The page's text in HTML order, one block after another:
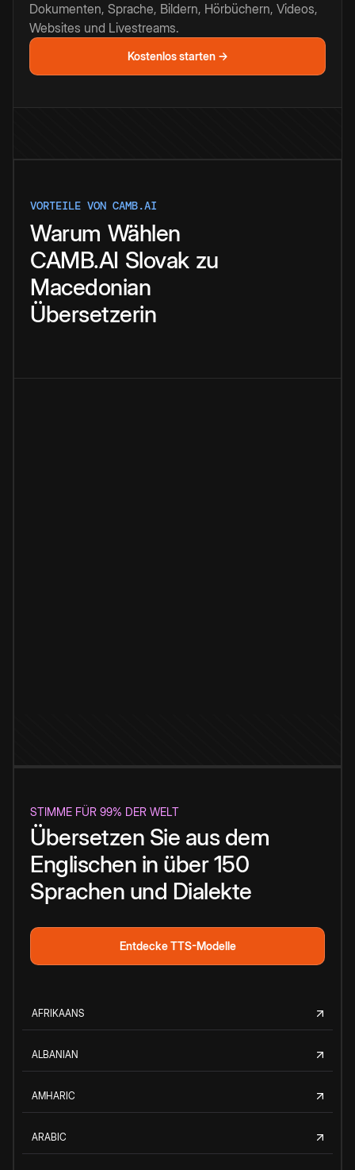
Dokumenten, Sprache, Bildern, Hörbüchern, Videos,
Websites und Livestreams.
Kostenlos starten →
VORTEILE VON CAMB.AI
Warum Wählen
CAMB.AI Slovak zu
Macedonian
Übersetzerin
STIMME FÜR 99% DER WELT
Übersetzen Sie aus dem
Englischen in über 150
Sprachen und Dialekte
Entdecke TTS-Modelle
AFRIKAANS
ALBANIAN
AMHARIC
ARABIC